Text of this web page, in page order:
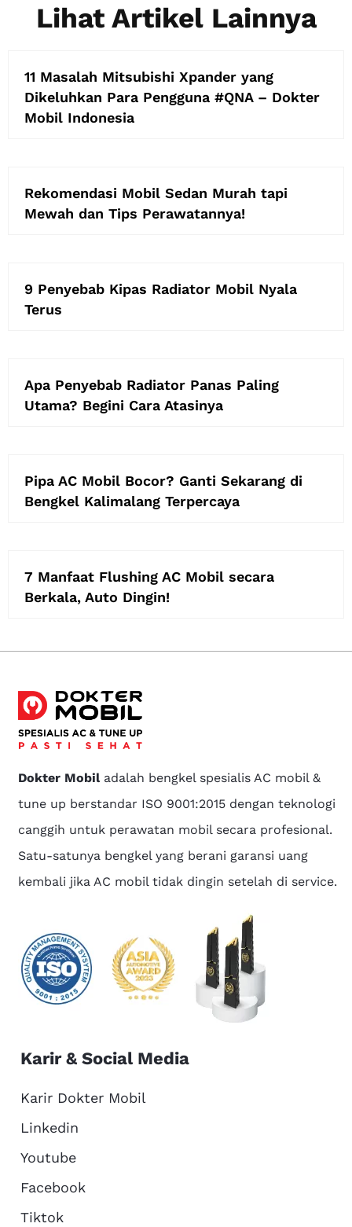
Lihat Artikel Lainnya
11 Masalah Mitsubishi Xpander yang
Dikeluhkan Para Pengguna #QNA – Dokter
Mobil Indonesia
Rekomendasi Mobil Sedan Murah tapi
Mewah dan Tips Perawatannya!
9 Penyebab Kipas Radiator Mobil Nyala
Terus
Apa Penyebab Radiator Panas Paling
Utama? Begini Cara Atasinya
Pipa AC Mobil Bocor? Ganti Sekarang di
Bengkel Kalimalang Terpercaya
7 Manfaat Flushing AC Mobil secara
Berkala, Auto Dingin!
Dokter Mobiladalah bengkel spesialis AC mobil &
tune up berstandar ISO 9001:2015 dengan teknologi
canggih untuk perawatan mobil secara profesional.
Satu-satunya bengkel yang berani garansi uang
kembali jika AC mobil tidak dingin setelah di service.
Karir & Social Media
Karir Dokter Mobil
Linkedin
Youtube
Facebook
Tiktok